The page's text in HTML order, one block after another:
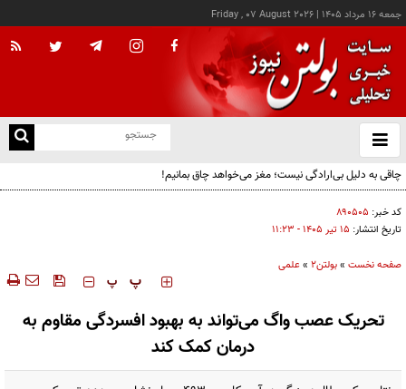
جمعه ۱۶ مرداد ۱۴۰۵ |
Friday , 07 August 2026
باز
و
چاقی به دلیل بی‌ارادگی نیست؛ مغز می‌خواهد چاق بمانیم!
کد خبر: ۸۹۰۵۰۵
تاریخ انتشار: ۱۵ تير ۱۴۰۵ - ۱۱:۲۳
صفحه نخست »بولتن2 »علمی
‍‍‍ پ پ
تحریک عصب واگ می‌تواند به بهبود افسردگی مقاوم به
درمان کمک کند